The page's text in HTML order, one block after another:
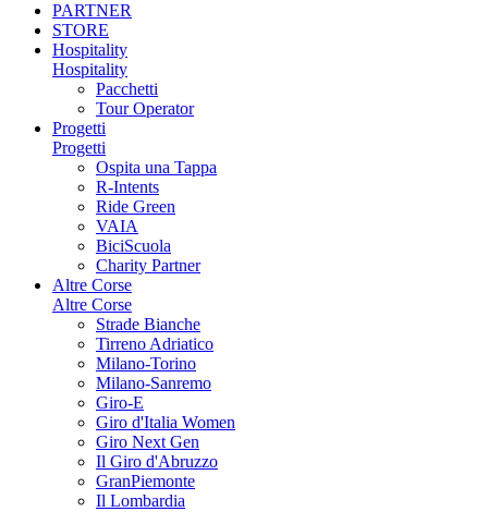
PARTNER
STORE
Hospitality
Hospitality
Pacchetti
Tour Operator
Progetti
Progetti
Ospita una Tappa
R-Intents
Ride Green
VAIA
BiciScuola
Charity Partner
Altre Corse
Altre Corse
Strade Bianche
Tirreno Adriatico
Milano-Torino
Milano-Sanremo
Giro-E
Giro d'Italia Women
Giro Next Gen
Il Giro d'Abruzzo
GranPiemonte
Il Lombardia